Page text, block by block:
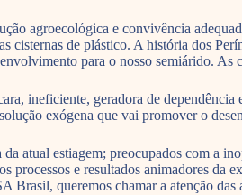
agroecológica e convivência
cisternas de plástico. A história dos
para o nosso semiárido.
ineficiente, geradora de
exógena que vai promover o
atual estiagem; preocupados com a
processos e resultados animadores
Brasil, queremos chamar a atenção